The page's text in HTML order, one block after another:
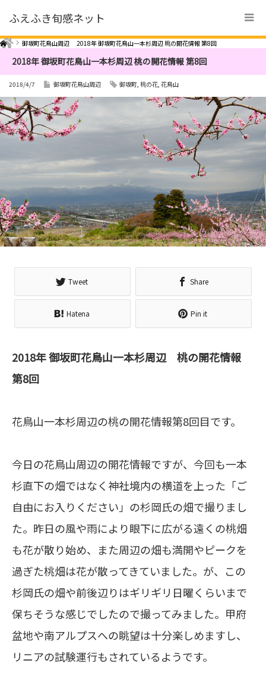
ふえふき旬感ネット
Home 御坂町花鳥山周辺 2018年 御坂町花鳥山一本杉周辺 桃の開花情報 第8回
2018年 御坂町花鳥山一本杉周辺 桃の開花情報 第8回
2018/4/7 御坂町花鳥山周辺 御坂町, 桃の花, 花鳥山
Tweet Share
Hatena Pin it
2018年 御坂町花鳥山一本杉周辺 桃の開花情報
第8回
花鳥山一本杉周辺の桃の開花情報第8回目です。
今日の花鳥山周辺の開花情報ですが、今回も一本
杉直下の畑ではなく神社境内の横道を上った「ご
自由にお入りください」の杉岡氏の畑で撮りまし
た。昨日の風や雨により眼下に広がる遠くの桃畑
も花が散り始め、また周辺の畑も満開やピークを
過ぎた桃畑は花が散ってきていました。が、この
杉岡氏の畑や前後辺りはギリギリ日曜くらいまで
保ちそうな感じでしたので撮ってみました。甲府
盆地や南アルプスへの眺望は十分楽しめますし、
リニアの試験運行もされているようです。